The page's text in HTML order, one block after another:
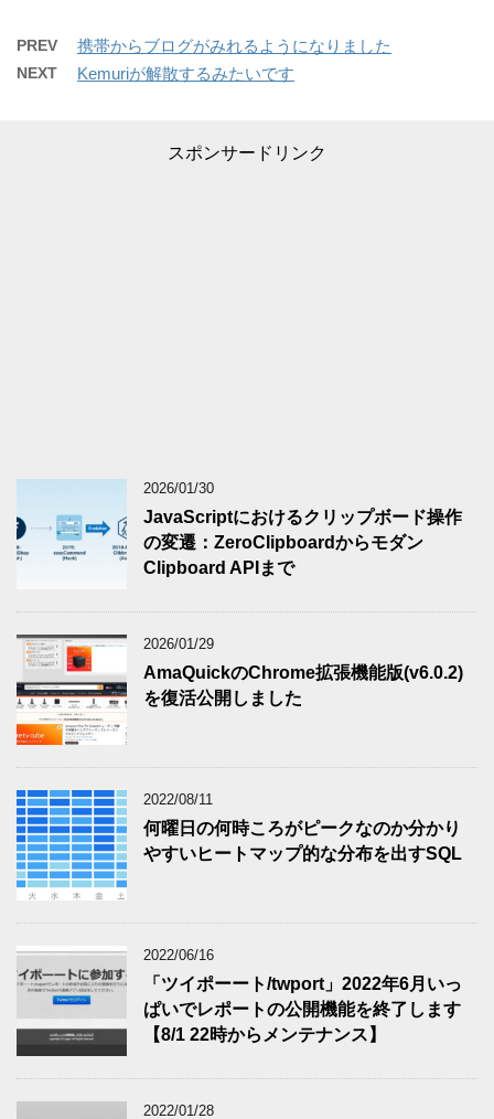
PREV 携帯からブログがみれるようになりました
NEXT Kemuriが解散するみたいです
スポンサードリンク
2026/01/30
JavaScriptにおけるクリップボード操作
の変遷：ZeroClipboardからモダン
Clipboard APIまで
2026/01/29
AmaQuickのChrome拡張機能版(v6.0.2)
を復活公開しました
2022/08/11
何曜日の何時ころがピークなのか分かり
やすいヒートマップ的な分布を出すSQL
2022/06/16
「ツイポーート/twport」2022年6月いっ
ぱいでレポートの公開機能を終了します
【8/1 22時からメンテナンス】
2022/01/28